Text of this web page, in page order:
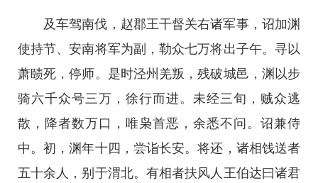
及车驾南伐，赵郡王干督关右诸军事，诏加渊
使持节、安南将军为副，勒众七万将出子午。寻以
萧赜死，停师。是时泾州羌叛，残破城邑，渊以步
骑六千众号三万，徐行而进。未经三旬，贼众逃
散，降者数万口，唯枭首恶，余悉不问。诏兼侍
中。初，渊年十四，尝诣长安。将还，诸相饯送者
五十余人，别于渭北。有相者扶风人王伯达曰诸君